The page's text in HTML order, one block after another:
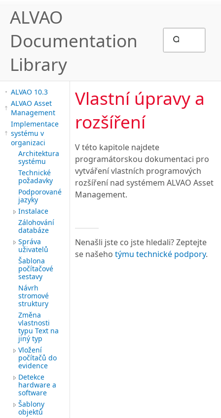
ALVAO
Documentation
Library
ALVAO 10.3
ALVAO Asset
Management
Implementace
systému v
organizaci
Architektura
systému
Technické
požadavky
Podporované
jazyky
Instalace
Zálohování
databáze
Správa
uživatelů
Šablona
počítačové
sestavy
Návrh
stromové
struktury
Změna
vlastnosti
typu Text na
jiný typ
Vložení
počítačů do
evidence
Detekce
hardware a
software
Šablony
objektů
Vlastní úpravy a
rozšíření
V této kapitole najdete
programátorskou dokumentaci pro
vytváření vlastních programových
rozšíření nad systémem ALVAO Asset
Management.
Nenašli jste co jste hledali? Zeptejte
se našeho týmu technické podpory.